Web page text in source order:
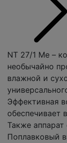
NT 27/1 Me –
необычайно
влажной и
Эффективная
обеспечивает
Также
Поплавковый